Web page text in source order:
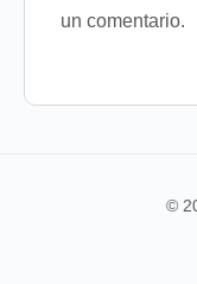
un comentario.
©